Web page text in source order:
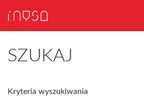
SZUKAJ
Kryteria wyszukiwania